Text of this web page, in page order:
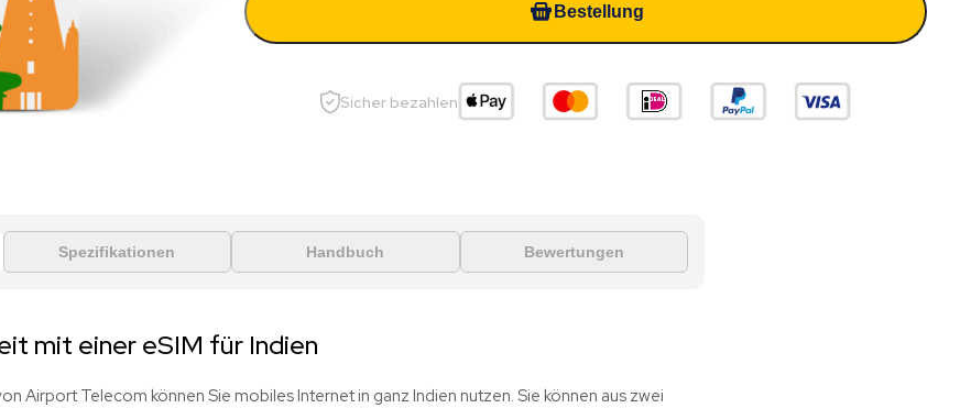
Bestellung
Sicher bezahlen
Spezifikationen Handbuch Bewertungen
mit einer eSIM für Indien
Airport Telecom können Sie mobiles Internet in ganz Indien nutzen. Sie können aus zwei